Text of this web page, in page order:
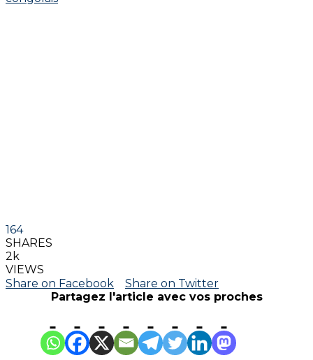
164
SHARES
2k
VIEWS
Share on Facebook
Share on Twitter
Partagez l'article avec vos proches